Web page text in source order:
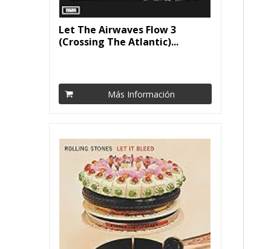
Let The Airwaves Flow 3
(Crossing The Atlantic)...
Más Información